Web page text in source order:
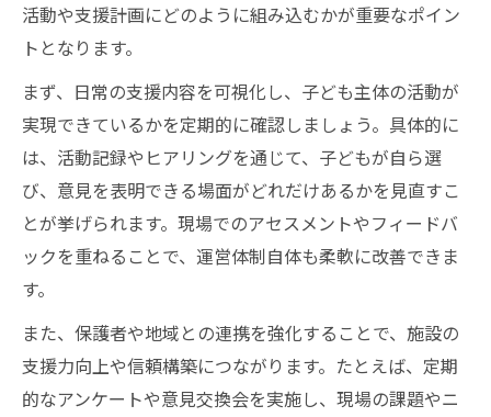
活動や支援計画にどのように組み込むかが重要なポイン
トとなります。
まず、日常の支援内容を可視化し、子ども主体の活動が
実現できているかを定期的に確認しましょう。具体的に
は、活動記録やヒアリングを通じて、子どもが自ら選
び、意見を表明できる場面がどれだけあるかを見直すこ
とが挙げられます。現場でのアセスメントやフィードバ
ックを重ねることで、運営体制自体も柔軟に改善できま
す。
また、保護者や地域との連携を強化することで、施設の
支援力向上や信頼構築につながります。たとえば、定期
的なアンケートや意見交換会を実施し、現場の課題やニ